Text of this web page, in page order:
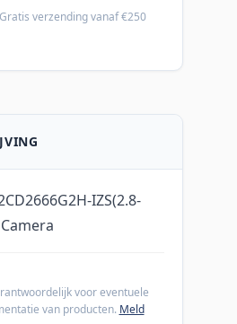
Gratis verzending vanaf €250
IZS(2.8-
voor eventuele
van producten. Meld